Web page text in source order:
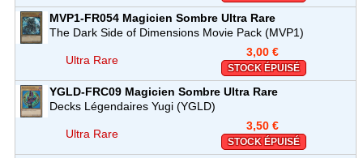
MVP1-FR054 Magicien Sombre Ultra Rare
The Dark Side of Dimensions Movie Pack (MVP1)
Ultra Rare
3,00 €
STOCK ÉPUISÉ
YGLD-FRC09 Magicien Sombre Ultra Rare
Decks Légendaires Yugi (YGLD)
Ultra Rare
3,50 €
STOCK ÉPUISÉ